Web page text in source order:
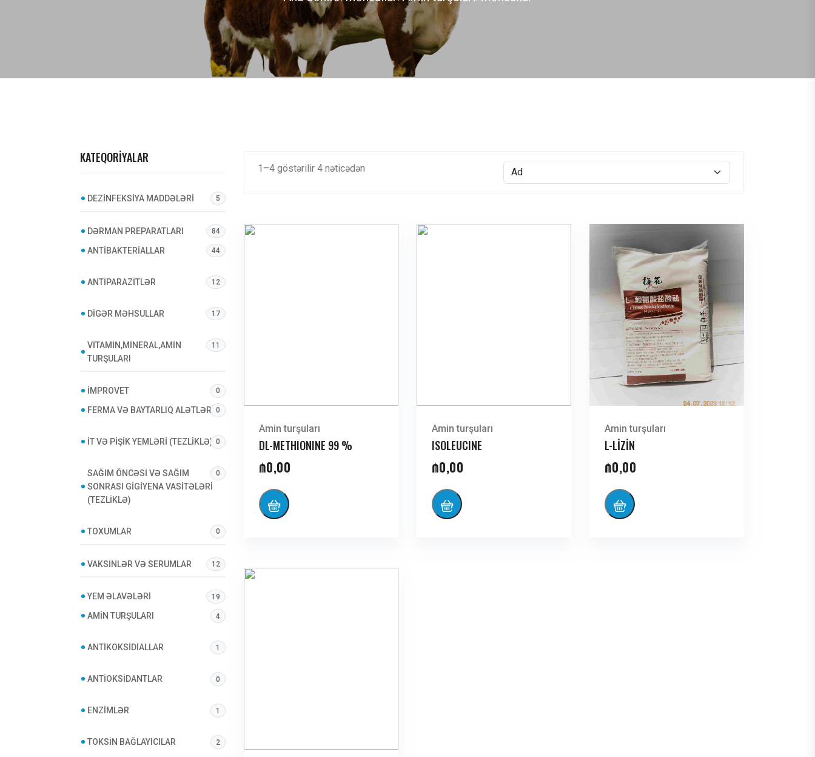
KATEQORIYALAR
DEZINFEKSIYA MADDƏLƏRI 5
DƏRMAN PREPARATLARI 84
ANTIBAKTERIALLAR 44
ANTIPARAZITLƏR 12
DIGƏR MƏHSULLAR 17
VITAMIN,MINERAL,AMIN
TURŞULARI
11
İMPROVET 0
FERMA VƏ BAYTARLIQ ALƏTLƏRI 0
İT VƏ PIŞIK YEMLƏRI (TEZLIKLƏ) 0
SAĞIM ÖNCƏSI VƏ SAĞIM
SONRASI GIGIYENA VASITƏLƏRI
(TEZLIKLƏ)
0
TOXUMLAR 0
VAKSINLƏR VƏ SERUMLAR 12
YEM ƏLAVƏLƏRI 19
AMIN TURŞULARI 4
ANTIKOKSIDIALLAR 1
ANTIOKSIDANTLAR 0
ENZIMLƏR 1
TOKSIN BAĞLAYICILAR 2
1 –4 göstərilir 4 nəticədən
Amin turşuları
DL-METHIONINE 99 %
₼0,00
Amin turşuları
ISOLEUCINE
₼0,00
Amin turşuları
L-LİZİN
₼0,00